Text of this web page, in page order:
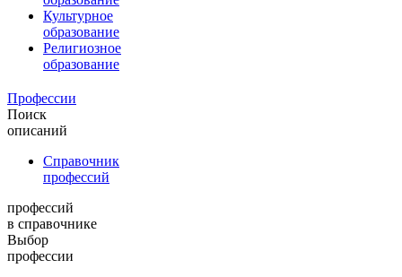
Культурное
образование
Религиозное
образование
Профессии
Поиск
описаний
Справочник
профессий
профессий
в справочнике
Выбор
профессии